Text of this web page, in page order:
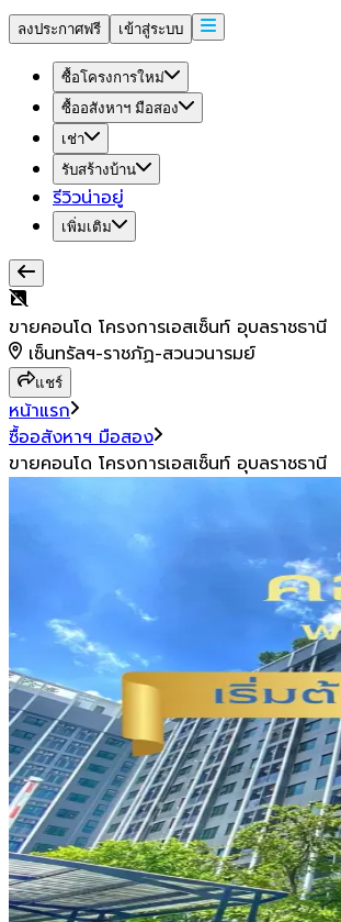
ลงประกาศฟรี เข้าสู่ระบบ
ซื้อโครงการใหม่
ซื้ออสังหาฯ มือสอง
เช่า
รับสร้างบ้าน
รีวิวน่าอยู่
เพิ่มเติม
ขายคอนโด โครงการเอสเซ็นท์ อุบลราชธานี
เซ็นทรัลฯ-ราชภัฏ-สวนวนารมย์
แชร์
หน้าแรก
ซื้ออสังหาฯ มือสอง
ขายคอนโด โครงการเอสเซ็นท์ อุบลราชธานี